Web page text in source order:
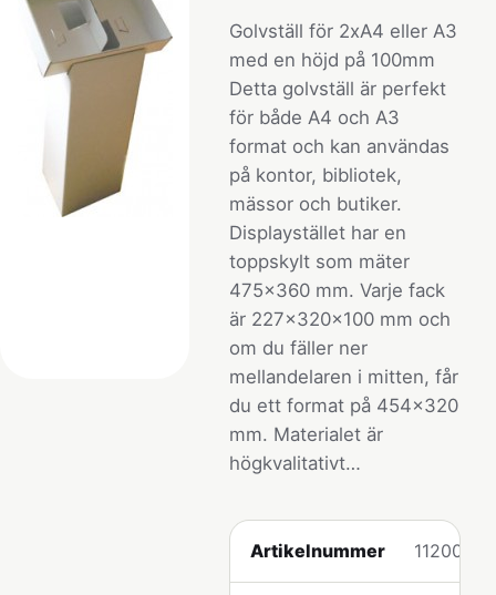
Golvställ för 2xA4 eller A3
med en höjd på 100mm
Detta golvställ är perfekt
för både A4 och A3
format och kan användas
på kontor, bibliotek,
mässor och butiker.
Displaystället har en
toppskylt som mäter
475x360 mm. Varje fack
är 227x320x100 mm och
om du fäller ner
mellandelaren i mitten, får
du ett format på 454x320
mm. Materialet är
högkvalitativt…
Artikelnummer 112005